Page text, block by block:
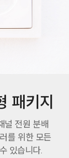
패키지
전원 분배
를 위한 모든
있습니다.